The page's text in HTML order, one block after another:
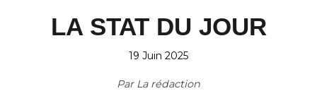
LA STAT DU JOUR
19 Juin 2025
Par La rédaction